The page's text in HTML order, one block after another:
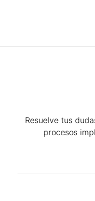
Resuelve tus
procesos